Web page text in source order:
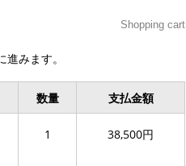
Shopping cart
みます。
数量
1
支払金額
38,500円